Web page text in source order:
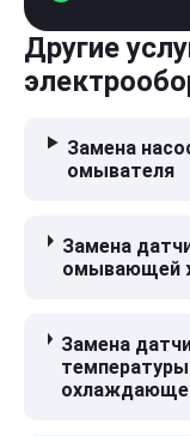
Другие
Замена
омывателя
Замена
омывающей
Замена
температуры